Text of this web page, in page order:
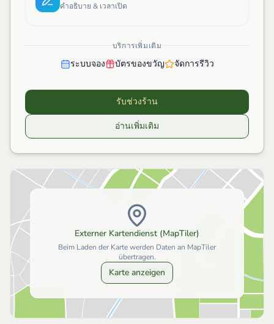
คำอธิบาย & เวลาเปิด
บริการเพิ่มเติม
ระบบจอง บัตรของขวัญ จัดการรีวิว
รับช่วงร้าน
อ่านเพิ่มเติม
Externer Kartendienst (MapTiler)
Beim Laden der Karte werden Daten an MapTiler
übertragen.
Karte anzeigen